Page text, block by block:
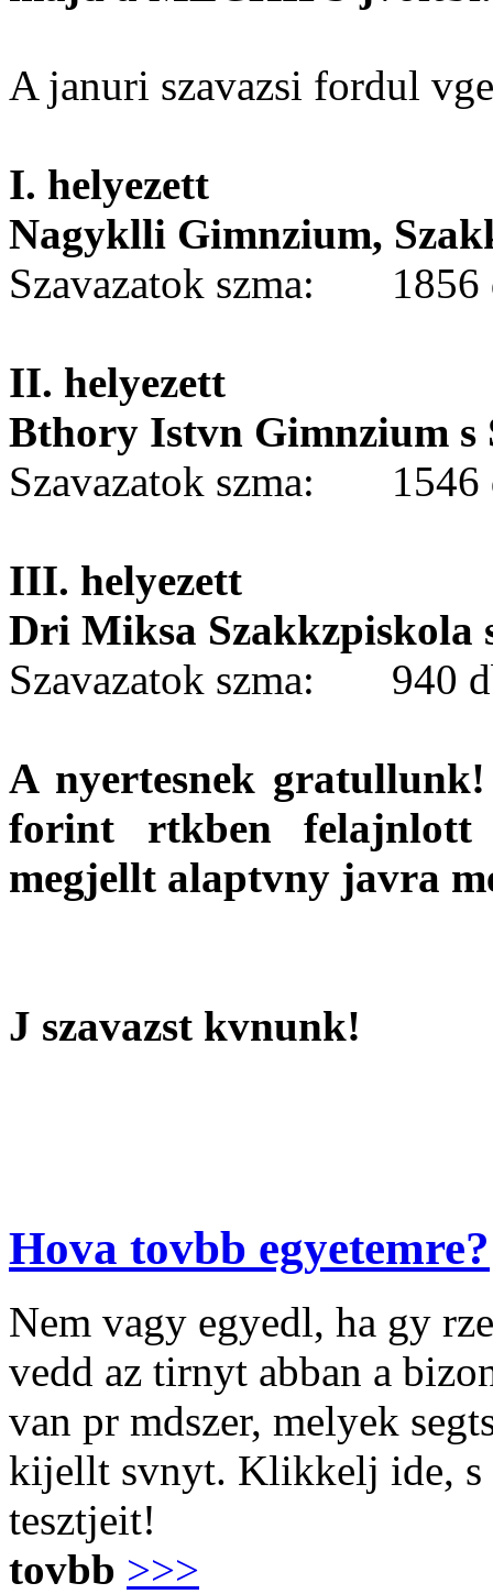
A januri szavazsi fordul
I. helyezett
Nagyklli Gimnzium,
Szavazatok szma: 1856
II. helyezett
Bthory Istvn Gimnzium
Szavazatok szma: 1546
III. helyezett
Dri Miksa Szakkzpiskola
Szavazatok szma: 940
A nyertesnek
forint rtkben
megjellt alaptvny javra
J szavazst kvnunk!
Hova tovbb egyetemre?
Nem vagy egyedl, ha gy
vedd az tirnyt abban a
van pr mdszer, melyek
kijellt svnyt. Klikkelj ide, s
tesztjeit!
tovbb >>>